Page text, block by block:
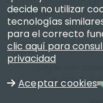
Contacto
CIF n.º B75634758
decide no utilizar
tecnologías
para el correcto
clic aquí para
privacidad
Aceptar cookies